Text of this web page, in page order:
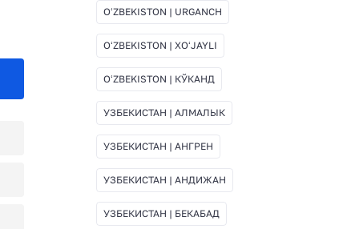
OʻZBEKISTON | URGANCH
OʻZBEKISTON | XOʻJAYLI
OʻZBEKISTON | КЎКАНД
УЗБЕКИСТАН | АЛМАЛЫК
УЗБЕКИСТАН | АНГРЕН
УЗБЕКИСТАН | АНДИЖАН
УЗБЕКИСТАН | БЕКАБАД